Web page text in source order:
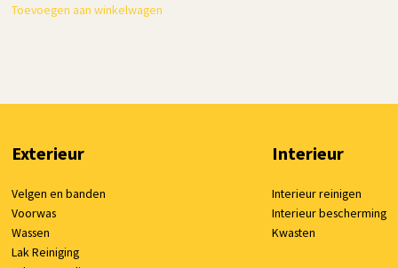
Toevoegen aan winkelwagen
Exterieur
Velgen en banden
Voorwas
Wassen
Lak Reiniging
Interieur
Interieur reinigen
Interieur bescherming
Kwasten